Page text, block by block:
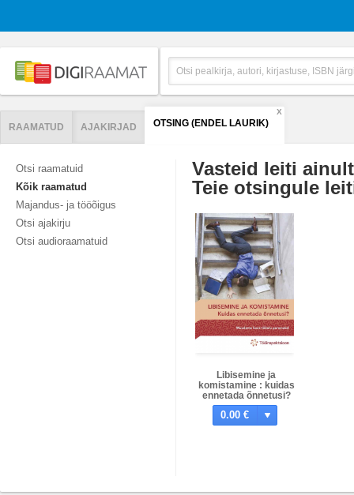
RAAMATUD AJAKIRJAD OTSING (ENDEL LAURIK)
X
Otsi raamatuid
Kõik raamatud
Majandus- ja tööõigus
Otsi ajakirju
Otsi audioraamatuid
Vasteid leiti
Teie otsingule
Libisemine ja
komistamine : kuidas
ennetada õnnetusi?
0.00 €